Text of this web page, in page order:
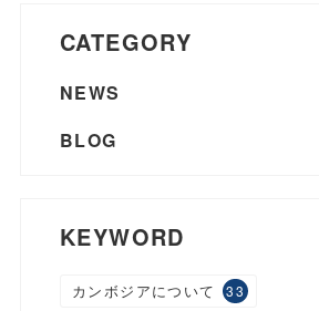
CATEGORY
NEWS
BLOG
KEYWORD
カンボジアについて 33